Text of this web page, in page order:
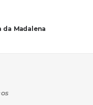
da Madalena